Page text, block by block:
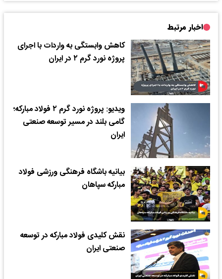
اخبار مرتبط
کاهش وابستگی به واردات با اجرای
پروژه نورد گرم ۲ در ایران
ویدیو: پروژه نورد گرم ۲ فولاد مبارکه؛
گامی بلند در مسیر توسعه صنعتی
ایران
بیانیه باشگاه فرهنگی ورزشی فولاد
مبارکه سپاهان
نقش کلیدی فولاد مبارکه در توسعه
صنعتی ایران